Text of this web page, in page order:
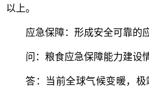
以上。
应急保障：形成安全可靠的
问：粮食应急保障能力建设
答：当前全球气候变暖，极